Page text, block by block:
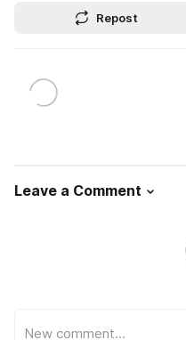
Repost
Leave a Comment